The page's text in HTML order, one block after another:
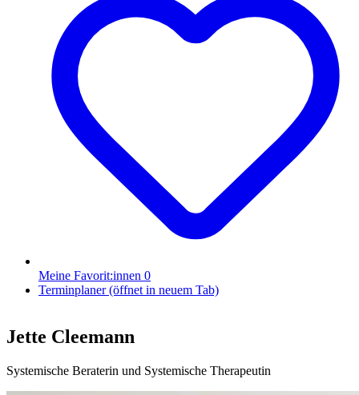
Meine Favorit:innen 0
Terminplaner(öffnet in neuem Tab)
Jette Cleemann
Systemische Beraterin und Systemische Therapeutin